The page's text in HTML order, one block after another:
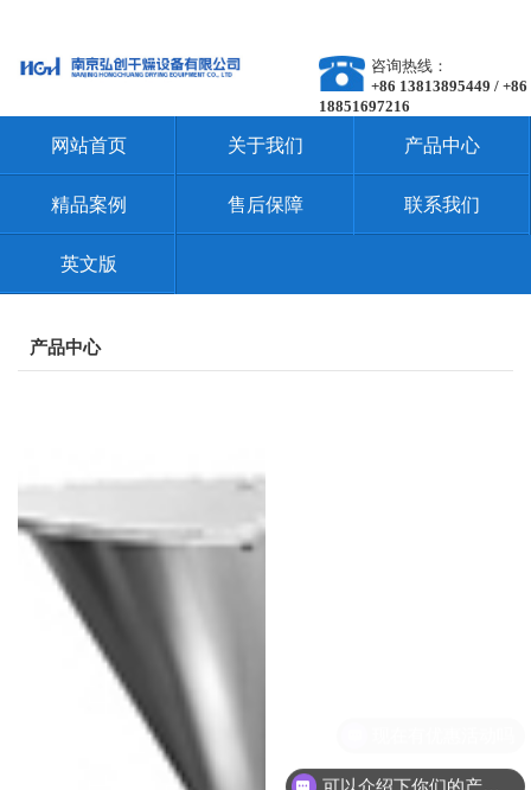
咨询热线：
+86 13813895449 / +86
18851697216
网站首页 关于我们 产品中心
精品案例 售后保障 联系我们
英文版
产品中心
可以介绍下你们的产品么